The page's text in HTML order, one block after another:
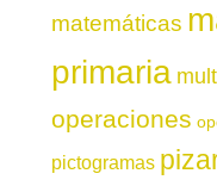
matemáticas
primaria
operaciones
pictogramas